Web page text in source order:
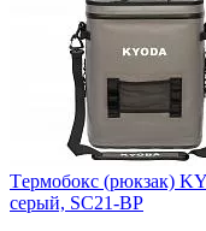
Tермобокс (рюкзак)
серый, SC21-BP